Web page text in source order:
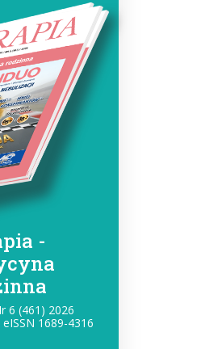
-
6 (461) 2026
1689-4316